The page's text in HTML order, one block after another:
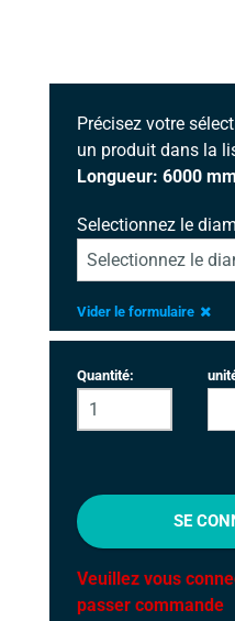
Précisez votre
un produit dans la
Longueur: 6000 mm
Selectionnez le
Vider le formulaire
Quantité:
SE
Veuillez vous
passer commande